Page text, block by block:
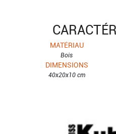
MATÉRIAU
Bois
DIMENSIONS
40x20x10 cm